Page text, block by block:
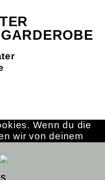
Wenn du die
wir von deinem